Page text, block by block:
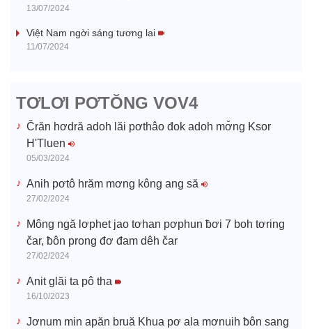
e
13/07/2024
Việt Nam ngời sáng tương lai
11/07/2024
TƠLƠI PƠTŎNG VOV4
Črăn hơdră adoh lăi pơthâo đok adoh mơ̆ng Ksor
H'Tluen
05/03/2024
Anih pơtô hrăm mơng kông ang să
27/02/2024
Mông ngă lơphet jao tơhan pơphun ƀơi 7 boh tơring
čar, ƀôn prong đơ đam dêh čar
27/02/2024
Anit glăi ta pô tha
16/10/2023
Jơnum min apăn bruă Khua pơ ala mơnuih ƀôn sang